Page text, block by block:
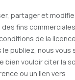
partager et
fins
de la
le publiez, nous vous
bien vouloir citer la
ou un lien vers